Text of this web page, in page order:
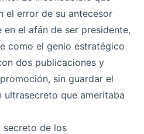
el error de su antecesor
en el afán de ser presidente,
como el genio estratégico
dos publicaciones y
sin guardar el
que ameritaba
secreto de los